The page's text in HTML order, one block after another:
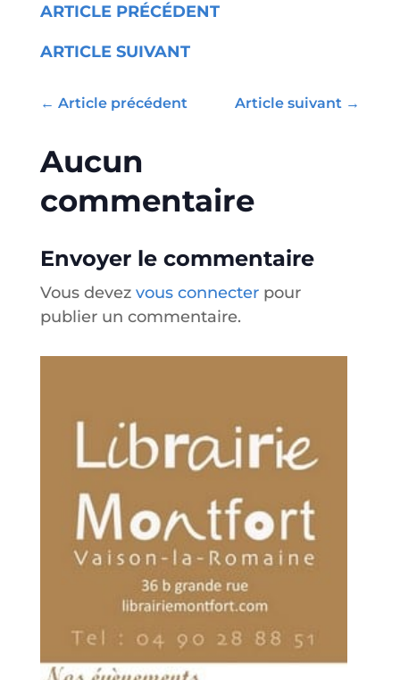
ARTICLE PRÉCÉDENT
ARTICLE SUIVANT
← Article précédent Article suivant →
Aucun
commentaire
Envoyer le commentaire
Vous devez vous connecterpour
publier un commentaire.